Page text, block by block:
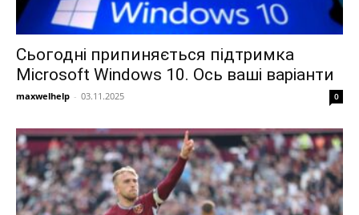
Сьогодні припиняється підтримка
Microsoft Windows 10. Ось ваші варіанти
maxwelhelp - 03.11.2025 0